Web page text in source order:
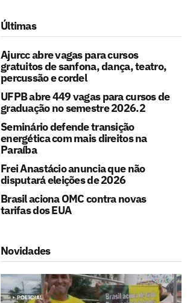
Últimas
Ajurcc abre vagas para cursos
gratuitos de sanfona, dança, teatro,
percussão e cordel
UFPB abre 449 vagas para cursos de
graduação no semestre 2026.2
Seminário defende transição
energética com mais direitos na
Paraíba
Frei Anastácio anuncia que não
disputará eleições de 2026
Brasil aciona OMC contra novas
tarifas dos EUA
Novidades
POLICIAL